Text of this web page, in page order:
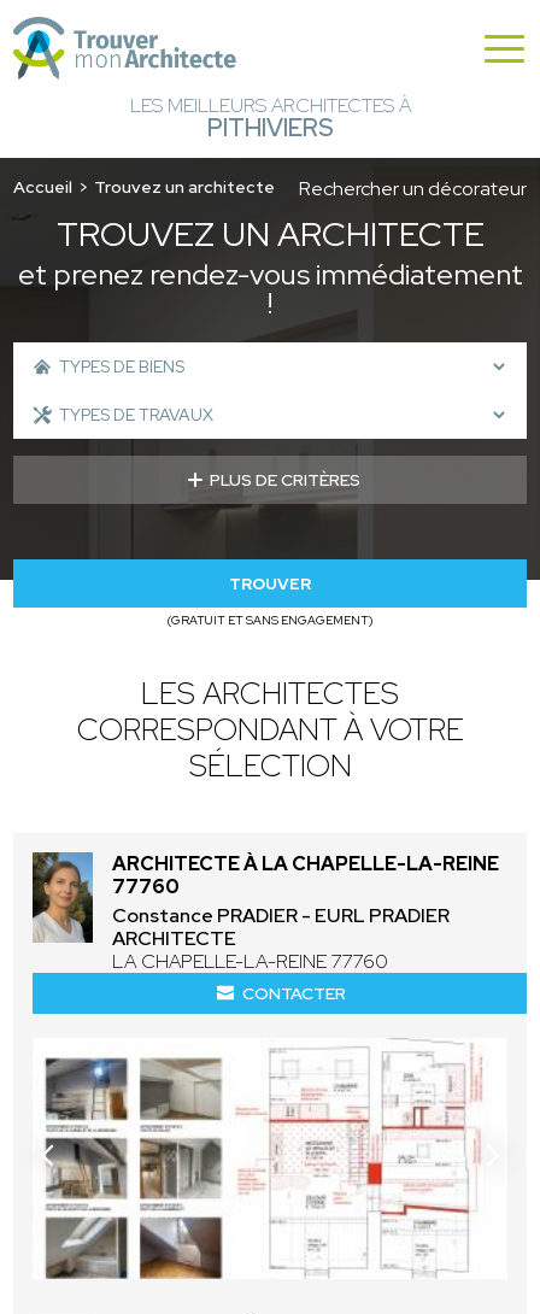
LES MEILLEURS ARCHITECTES À
PITHIVIERS
Accueil Trouvez un architecte Rechercher un décorateur
TROUVEZ UN ARCHITECTE
et prenez rendez-vous immédiatement
!
PLUS DE CRITÈRES
TROUVER
(GRATUIT ET SANS ENGAGEMENT)
LES ARCHITECTES
CORRESPONDANT À VOTRE
SÉLECTION
ARCHITECTE À LA CHAPELLE-LA-REINE
77760
Constance PRADIER - EURL PRADIER
ARCHITECTE
LA CHAPELLE-LA-REINE 77760
CONTACTER